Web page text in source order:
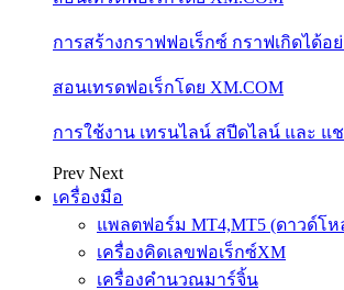
การสร้างกราฟฟอเร็กซ์ กราฟเกิดได้อย่
สอนเทรดฟอเร็กโดย XM.COM
การใช้งาน เทรนไลน์ สปีดไลน์ และ แ
Prev Next
เครื่องมือ
แพลตฟอร์ม MT4,MT5 (ดาวด์โห
เครื่องคิดเลขฟอเร็กซ์XM
เครื่องคำนวณมาร์จิ้น